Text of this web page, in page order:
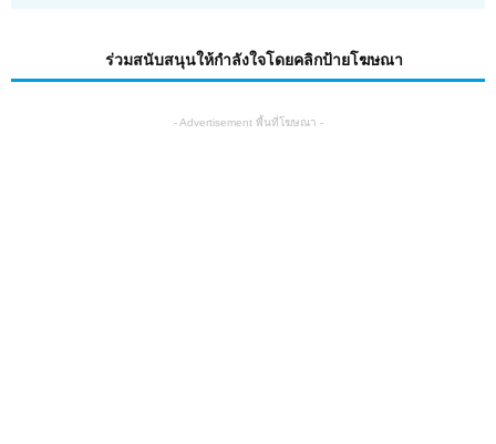
ร่วมสนับสนุนให้กำลังใจโดยคลิกป้ายโฆษณา
- Advertisement พื้นที่โฆษณา -